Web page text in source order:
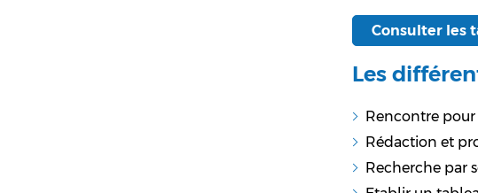
Consulter les
Les
Rencontre pour
Rédaction et
Recherche par